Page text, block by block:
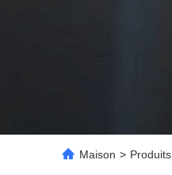
Maison > Produits